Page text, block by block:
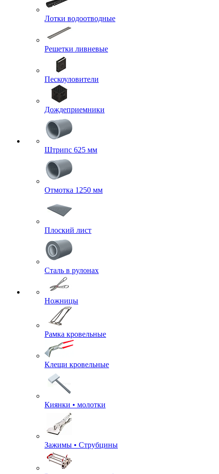
Лотки водоотводные
Решетки ливневые
Пескоуловители
Дождеприемники
Штрипс 625 мм
Отмотка 1250 мм
Плоский лист
Сталь в рулонах
Ножницы
Рамка кровельные
Клещи кровельные
Киянки • молотки
Зажимы • Струбцины